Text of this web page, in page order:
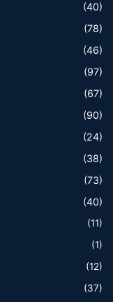
(40)
(78)
(46)
(97)
(67)
(90)
(24)
(38)
(73)
(40)
(11)
(1)
(12)
(37)